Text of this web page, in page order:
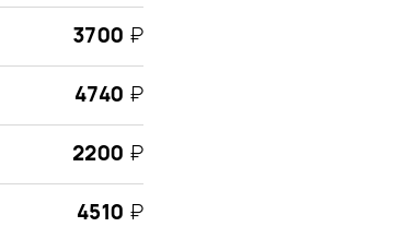
3700 ₽
4740 ₽
2200 ₽
4510 ₽